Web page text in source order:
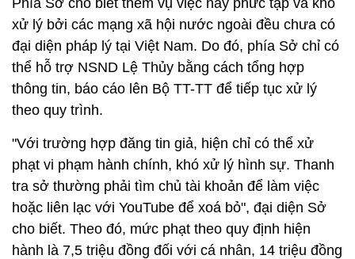
xử lý bởi các mạng xã hội nước ngoài đều chưa có
đại diện pháp lý tại Việt Nam. Do đó, phía Sở chỉ có
thể hỗ trợ NSND Lệ Thủy bằng cách tổng hợp
thông tin, báo cáo lên Bộ TT-TT để tiếp tục xử lý
theo quy trình.
"Với trường hợp đăng tin giả, hiện chỉ có thể xử
phạt vi phạm hành chính, khó xử lý hình sự. Thanh
tra sở thường phải tìm chủ tài khoản để làm việc
hoặc liên lạc với YouTube để xoá bỏ", đại diện Sở
cho biết. Theo đó, mức phạt theo quy định hiện
hành là 7,5 triệu đồng đối với cá nhân, 14 triệu đồng